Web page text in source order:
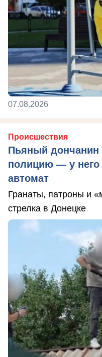
07.08.2026
Происшествия
Пьяный дончанин
полицию — у него
автомат
Гранаты, патроны и
стрелка в Донецке